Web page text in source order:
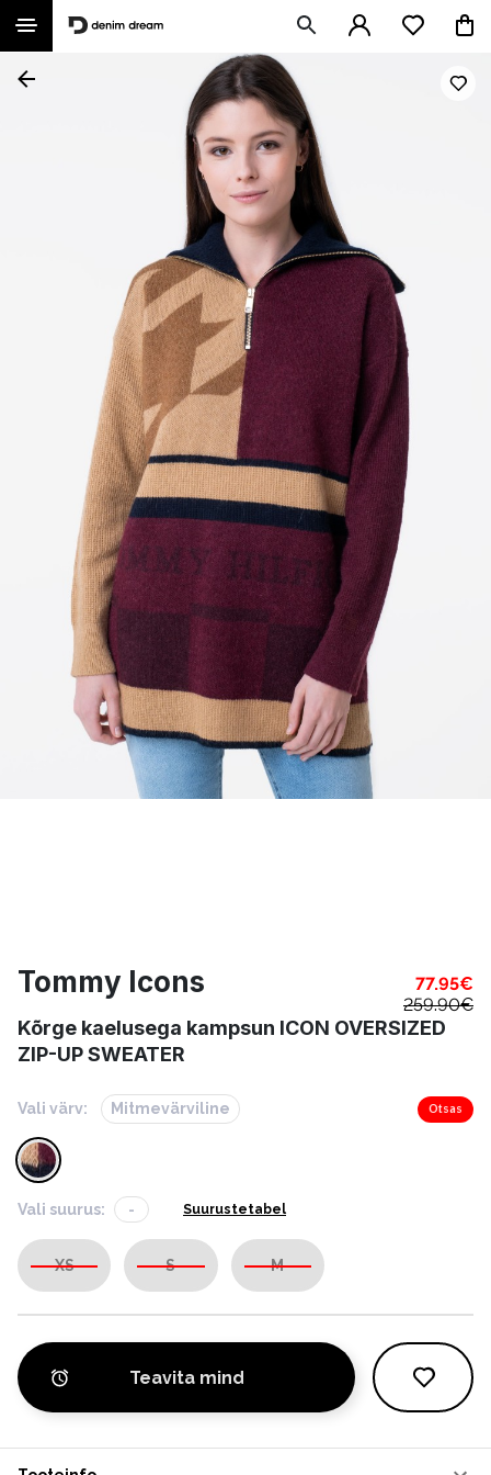
Tommy Icons 77.95€
259.90€
Kõrge kaelusega kampsun ICON OVERSIZED
ZIP-UP SWEATER
Vali värv: Mitmevärviline Otsas
Vali suurus: - Suurustetabel
XS S M
Teavita mind